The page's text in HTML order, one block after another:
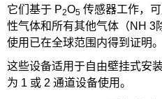
它们基于 P2O5 传感器工作，
性气体和所有其他气体（NH 3
使用已在全球范围内得到证明。
这些设备适用于自由壁挂式安
为 1 或 2 通道设备使用。